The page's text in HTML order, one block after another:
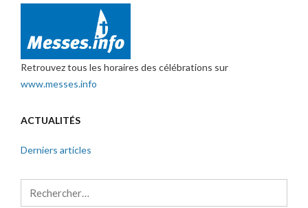
Retrouvez tous les horaires des célébrations sur
www.messes.info
ACTUALITÉS
Derniers articles